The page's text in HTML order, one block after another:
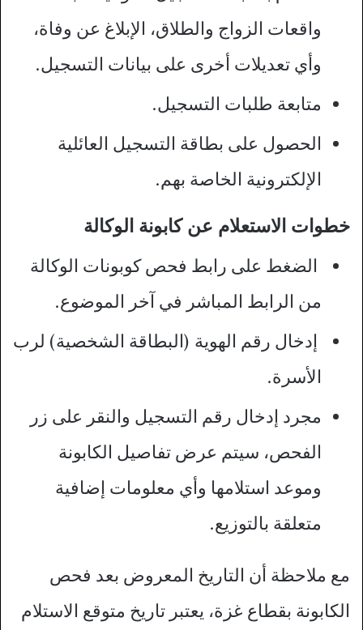
واقعات الزواج والطلاق، الإبلاغ عن وفاة،
وأي تعديلات أخرى على بيانات التسجيل.
متابعة طلبات التسجيل.
الحصول على بطاقة التسجيل العائلية
الإلكترونية الخاصة بهم.
خطوات الاستعلام عن كابونة الوكالة
الضغط على رابط فحص كوبونات الوكالة
من الرابط المباشر في آخر الموضوع.
إدخال رقم الهوية (البطاقة الشخصية) لرب
الأسرة.
مجرد إدخال رقم التسجيل والنقر على زر
الفحص، سيتم عرض تفاصيل الكابونة
وموعد استلامها وأي معلومات إضافية
متعلقة بالتوزيع.
مع ملاحظة أن التاريخ المعروض بعد فحص
الكابونة بقطاع غزة، يعتبر تاريخ متوقع الاستلام